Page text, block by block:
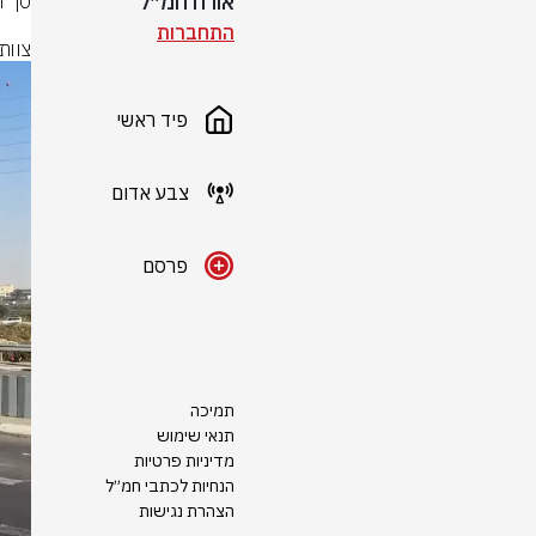
התחברות
פיד ראשי
צבע אדום
פרסם
תמיכה
תנאי שימוש
מדיניות פרטיות
הנחיות לכתבי חמ״ל
הצהרת נגישות